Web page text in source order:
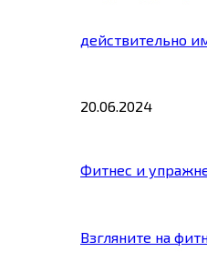
действительно
20.06.2024
Фитнес и
Взгляните на